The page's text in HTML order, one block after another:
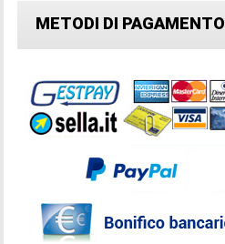
METODI DI PAGAMENTO